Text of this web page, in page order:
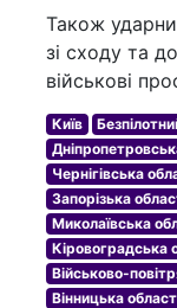
Також
зі сходу та
військові
Київ
Чернігівська
Запорізька
Миколаївська
Кіровоградська
Військово-
Вінницька